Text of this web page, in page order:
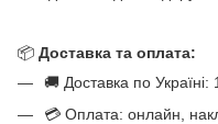
📦 Доставка та оплата:
🚚 Доставка по Україні:
💳 Оплата: онлайн,